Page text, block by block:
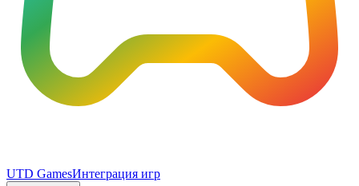
UTD GamesИнтеграция игр